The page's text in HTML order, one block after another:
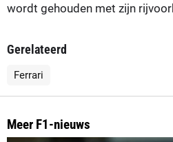
wordt gehouden met zijn
Gerelateerd
Ferrari
Meer F1-nieuws